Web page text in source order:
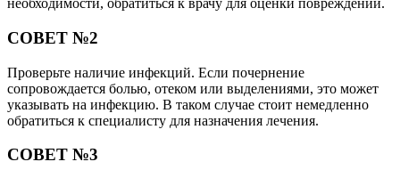
необходимости, обратиться к врачу для оценки повреждений.
СОВЕТ №2
Проверьте наличие инфекций. Если почернение
сопровождается болью, отеком или выделениями, это может
указывать на инфекцию. В таком случае стоит немедленно
обратиться к специалисту для назначения лечения.
СОВЕТ №3